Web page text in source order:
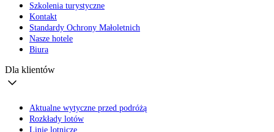
Szkolenia turystyczne
Kontakt
Standardy Ochrony Małoletnich
Nasze hotele
Biura
Dla klientów
Aktualne wytyczne przed podróżą
Rozkłady lotów
Linie lotnicze